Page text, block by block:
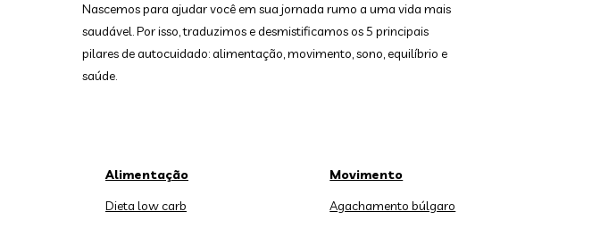
Nascemos para ajudar você em sua jornada rumo a uma vida mais
saudável. Por isso, traduzimos e desmistificamos os 5 principais
pilares de autocuidado: alimentação, movimento, sono, equilíbrio e
saúde.
Alimentação
Dieta low carb
Movimento
Agachamento búlgaro